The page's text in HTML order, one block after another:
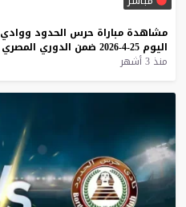
مشاهدة مباراة حرس الحدود ووادي
اليوم 25-4-2026 ضمن الدوري المصري
منذ 3 أشهر